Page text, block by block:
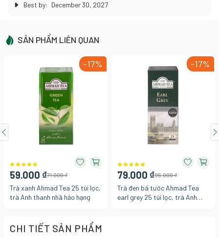
Best by: December 30, 2027
SẢN PHẨM LIÊN QUAN
-17%
59.000 ₫71.000 ₫
Trà xanh Ahmad Tea 25 túi lọc,
trà Anh thanh nhã hảo hạng
-17%
79.000 ₫95.000 ₫
Trà đen bá tước Ahmad Tea
earl grey 25 túi lọc, trà Anh
CHI TIẾT SẢN PHẨM